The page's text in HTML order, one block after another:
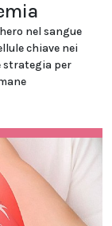
nel sangue
chiave nei
strategia per